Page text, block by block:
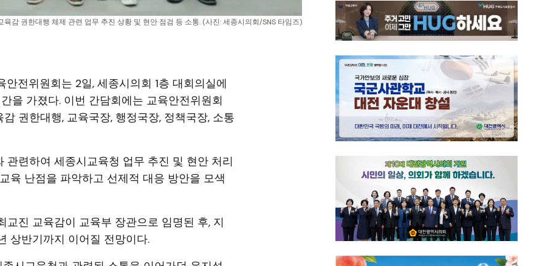
감 권한대행 체제 관련 업무 추진 상황 및 현안 점검 등 소통. (사진: 세종시의회/SNS 타임즈)
전위원회는 2일, 세종시의회 1층 대회의실에
을 가졌다. 이번 간담회에는 교육안전위원회
권한대행, 교육국장, 행정국장, 정책국장, 소통
관련하여 세종시교육청 업무 추진 및 현안 처리
육 난점을 파악하고 선제적 대응 방안을 모색
진 교육감이 교육부 장관으로 임명된 후, 지
상반기까지 이어질 전망이다.